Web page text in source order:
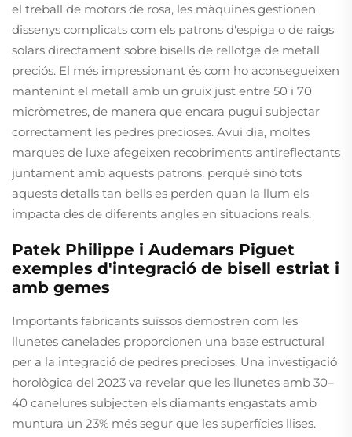
el treball de motors de rosa, les màquines gestionen
dissenys complicats com els patrons d'espiga o de raigs
solars directament sobre bisells de rellotge de metall
preciós. El més impressionant és com ho aconsegueixen
mantenint el metall amb un gruix just entre 50 i 70
micròmetres, de manera que encara pugui subjectar
correctament les pedres precioses. Avui dia, moltes
marques de luxe afegeixen recobriments antireflectants
juntament amb aquests patrons, perquè sinó tots
aquests detalls tan bells es perden quan la llum els
impacta des de diferents angles en situacions reals.
Patek Philippe i Audemars Piguet
exemples d'integració de bisell estriat i
amb gemes
Importants fabricants suïssos demostren com les
llunetes canelades proporcionen una base estructural
per a la integració de pedres precioses. Una investigació
horològica del 2023 va revelar que les llunetes amb 30–
40 canelures subjecten els diamants engastats amb
muntura un 23% més segur que les superfícies llises.